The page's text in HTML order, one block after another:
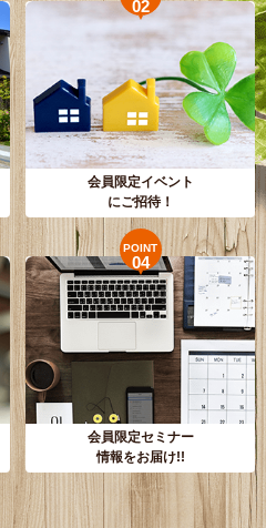
02
会員限定イベント
にご招待！
POINT
04
会員限定セミナー
情報をお届け!!